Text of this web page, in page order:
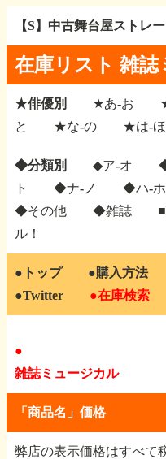
【S】中古舞台屋ストレ
在庫リスト 雑
★俳優別 ★あ-お
と
★な-の ★は-ほ
◆分類別 ◆ア-オ
ト
◆ナ-ノ ◆ハ-ホ
◆その他
◆雑誌
ル！
●トップ ●購入方法
●Twitter
●在庫検索
●
雑誌ミュージカル
「商品名」価格
弊店の表示価格はすべて